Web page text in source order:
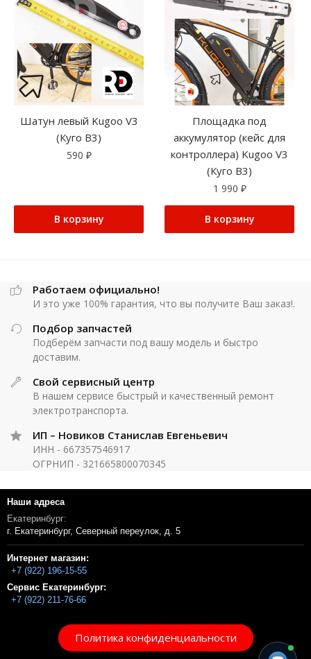
Шатун левый Kugoo V3
(Куго В3)
590 ₽
В корзину
Площадка под
аккумулятор (кейс для
контроллера) Kugoo V3
(Куго В3)
1 990 ₽
В корзину
Работаем официально!
И это уже 100% гарантия, что вы получите Ваш заказ!.
Подбор запчастей
Подберём запчасти под вашу модель и быстро
доставим.
Свой сервисный центр
В нашем сервисе быстрый и качественный ремонт
электротранспорта.
ИП – Новиков Станислав Евгеньевич
ИНН - 667357546917
ОГРНИП - 321665800070345
Наши адреса
Екатеринбург:
г. Екатеринбург, Северный переулок, д. 5
Интернет магазин:
+7 (922) 196-15-55
Сервис Екатеринбург:
+7 (922) 211-76-66
Политика конфиденциальности